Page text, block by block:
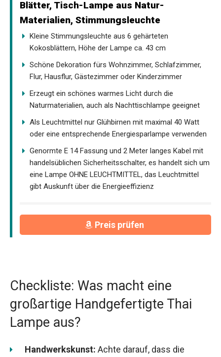
Blätter, Tisch-Lampe aus Natur-
Materialien, Stimmungsleuchte
Kleine Stimmungsleuchte aus 6 gehärteten
Kokosblättern, Höhe der Lampe ca. 43 cm
Schöne Dekoration fürs Wohnzimmer, Schlafzimmer,
Flur, Hausflur, Gästezimmer oder Kinderzimmer
Erzeugt ein schönes warmes Licht durch die
Naturmaterialien, auch als Nachttischlampe geeignet
Als Leuchtmittel nur Glühbirnen mit maximal 40 Watt
oder eine entsprechende Energiesparlampe verwenden
Genormte E 14 Fassung und 2 Meter langes Kabel mit
handelsüblichen Sicherheitsschalter, es handelt sich um
eine Lampe OHNE LEUCHTMITTEL, das Leuchtmittel
gibt Auskunft über die Energieeffizienz
Preis prüfen
Checkliste: Was macht eine
großartige Handgefertigte Thai
Lampe aus?
Handwerkskunst: Achte darauf, dass die